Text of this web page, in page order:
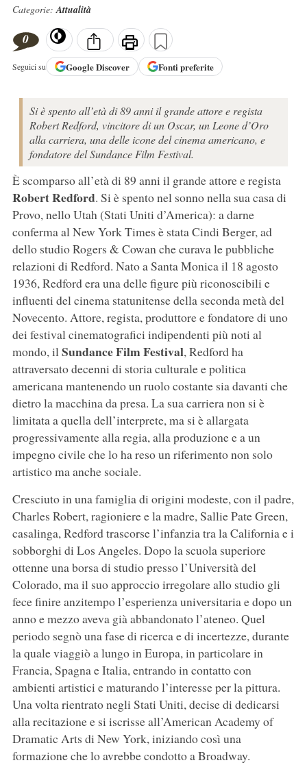
Categorie:Attualità
0
Seguici su GoogleDiscover Fonti preferite
Si è spento all’età di 89 anni il grande attore e regista
Robert Redford, vincitore di un Oscar, un Leone d’Oro
alla carriera, una delle icone del cinema americano, e
fondatore del Sundance Film Festival.
È scomparso all’età di 89 anni il grande attore e regista
Robert Redford. Si è spento nel sonno nella sua casa di
Provo, nello Utah (Stati Uniti d’America): a darne
conferma al New York Times è stata Cindi Berger, ad
dello studio Rogers & Cowan che curava le pubbliche
relazioni di Redford. Nato a Santa Monica il 18 agosto
1936, Redford era una delle figure più riconoscibili e
influenti del cinema statunitense della seconda metà del
Novecento. Attore, regista, produttore e fondatore di uno
dei festival cinematografici indipendenti più noti al
mondo, ilSundance Film Festival, Redford ha
attraversato decenni di storia culturale e politica
americana mantenendo un ruolo costante sia davanti che
dietro la macchina da presa. La sua carriera non si è
limitata a quella dell’interprete, ma si è allargata
progressivamente alla regia, alla produzione e a un
impegno civile che lo ha reso un riferimento non solo
artistico ma anche sociale.
Cresciuto in una famiglia di origini modeste, con il padre,
Charles Robert, ragioniere e la madre, Sallie Pate Green,
casalinga, Redford trascorse l’infanzia tra la California e i
sobborghi di Los Angeles. Dopo la scuola superiore
ottenne una borsa di studio presso l’Università del
Colorado, ma il suo approccio irregolare allo studio gli
fece finire anzitempo l’esperienza universitaria e dopo un
anno e mezzo aveva già abbandonato l’ateneo. Quel
periodo segnò una fase di ricerca e di incertezze, durante
la quale viaggiò a lungo in Europa, in particolare in
Francia, Spagna e Italia, entrando in contatto con
ambienti artistici e maturando l’interesse per la pittura.
Una volta rientrato negli Stati Uniti, decise di dedicarsi
alla recitazione e si iscrisse all’American Academy of
Dramatic Arts di New York, iniziando così una
formazione che lo avrebbe condotto a Broadway.